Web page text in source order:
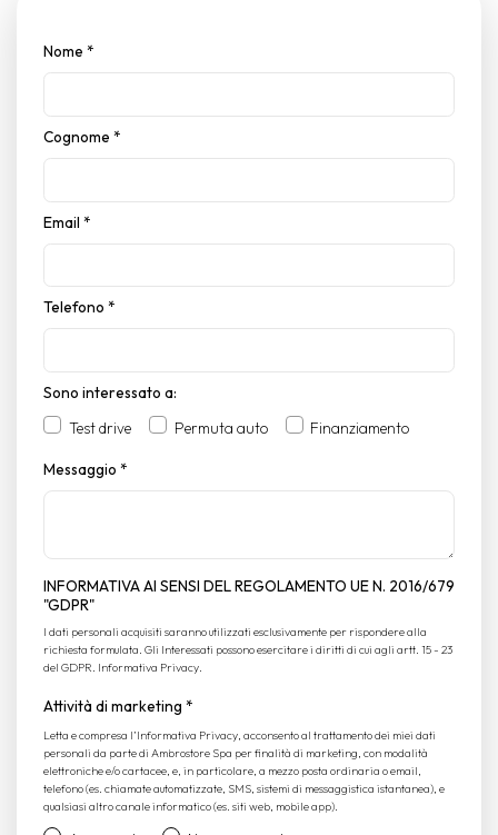
Nome *
Cognome *
Email *
Telefono *
Sono interessato a:
Test drive
Permuta auto Finanziamento
Messaggio *
INFORMATIVA AI SENSI DEL REGOLAMENTO UE N. 2016/679
"GDPR"
I dati personali acquisiti saranno utilizzati esclusivamente per rispondere alla
richiesta formulata. Gli Interessati possono esercitare i diritti di cui agli artt. 15 - 23
del GDPR. Informativa Privacy.
Attività di marketing *
Letta e compresa l’Informativa Privacy, acconsento al trattamento dei miei dati
personali da parte di Ambrostore Spa per finalità di marketing, con modalità
elettroniche e/o cartacee, e, in particolare, a mezzo posta ordinaria o email,
telefono (es. chiamate automatizzate, SMS, sistemi di messaggistica istantanea), e
qualsiasi altro canale informatico (es. siti web, mobile app).